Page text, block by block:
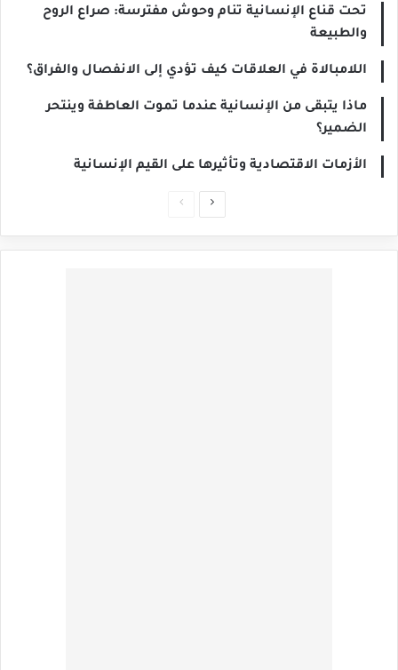
تحت قناع الإنسانية تنام وحوش مفترسة: صراع الروح
والطبيعة
اللامبالاة في العلاقات كيف تؤدي إلى الانفصال والفراق؟
ماذا يتبقى من الإنسانية عندما تموت العاطفة وينتحر
الضمير؟
الأزمات الاقتصادية وتأثيرها على القيم الإنسانية
الصفحةالصفحة